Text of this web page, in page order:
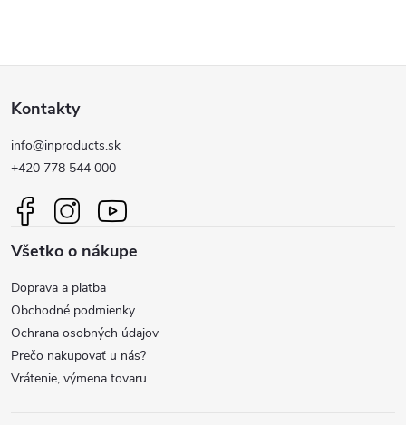
d
a
c
e
p
r
v
á
p
ä
e
Kontakty
info@inproducts.sk
+420 778 544 000
Všetko o nákupe
Doprava a platba
Obchodné podmienky
Ochrana osobných údajov
Prečo nakupovať u nás?
Vrátenie, výmena tovaru